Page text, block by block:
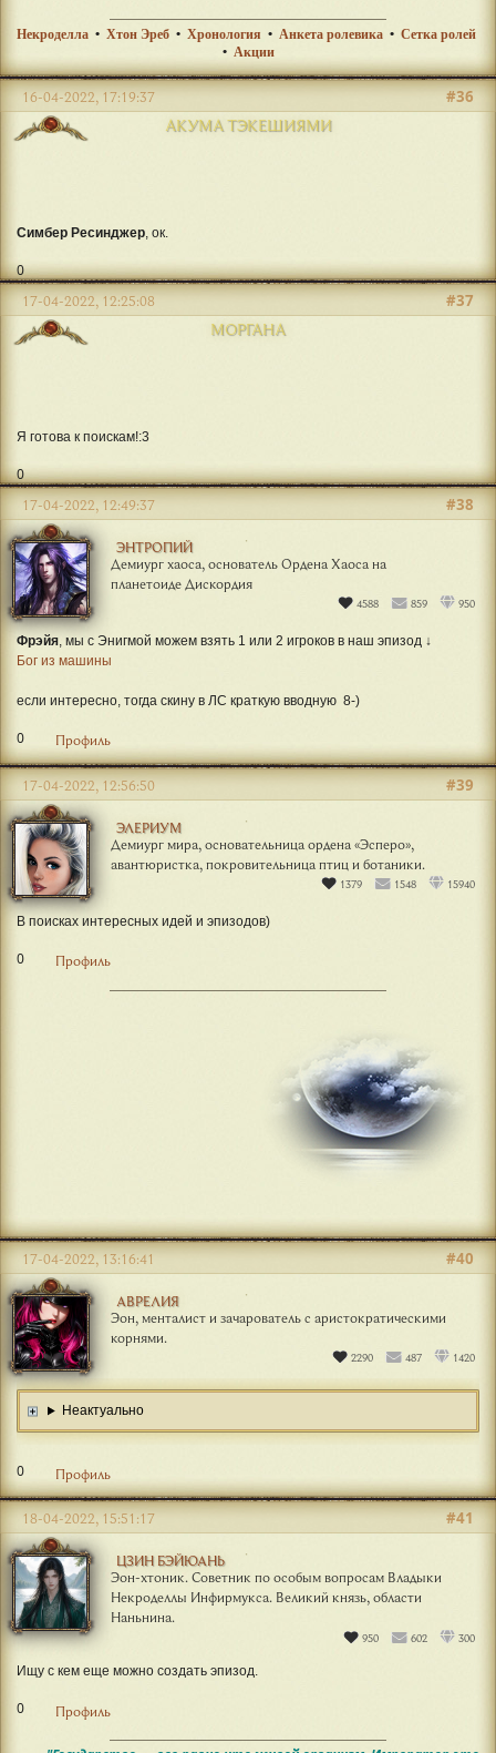
Некроделла • Хтон Эреб • Хронология • Анкета ролевика • Сетка ролей
• Акции
АКУМА ТЭКЕШИЯМИ
#36
16-04-2022, 17:19:37
Симбер Ресинджер , ок.
0
МОРГАНА
#37
17-04-2022, 12:25:08
Я готова к поискам!:3
0
ЭНТРОПИЙ
Демиург хаоса, основатель Ордена Хаоса на
планетоиде Дискордия
4588 859 950
#38
17-04-2022, 12:49:37
Фрэйя , мы с Энигмой можем взять 1 или 2 игроков в наш эпизод ↓
Бог из машины
если интересно, тогда скину в ЛС краткую вводную 8-)
0 Профиль
ЭЛЕРИУМ
Демиург мира, основательница ордена «Эсперо»,
авантюристка, покровительница птиц и ботаники.
1379 1548 15940
#39
17-04-2022, 12:56:50
В поисках интересных идей и эпизодов)
0 Профиль
АВРЕЛИЯ
Эон, менталист и зачарователь с аристократическими
корнями.
2290 487 1420
#40
17-04-2022, 13:16:41
Неактуально
0 Профиль
ЦЗИН БЭЙЮАНЬ
Эон-хтоник. Советник по особым вопросам Владыки
Некроделлы Инфирмукса. Великий князь, области
Наньнина.
950 602 300
#41
18-04-2022, 15:51:17
Ищу с кем еще можно создать эпизод.
0 Профиль